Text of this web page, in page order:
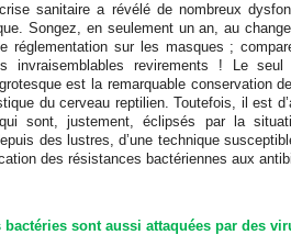
sanitaire a révélé de nombreux
Songez, en seulement un an, au
réglementation sur les masques ;
invraisemblables revirements ! Le
est la remarquable conservation
du cerveau reptilien. Toutefois, il est
sont, justement, éclipsés par la
des lustres, d’une technique
des résistances bactériennes aux
bactéries sont aussi attaquées par des